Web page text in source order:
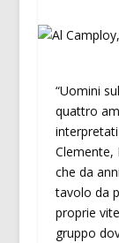
“Uomini
quattro
Clemente,
che da
tavolo da
proprie
gruppo